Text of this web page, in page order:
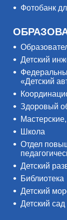
Фотобанк
Детский
«Детский
Здоровый
Школа
Отдел
Детский
Библиотека
Детский
Детский сад